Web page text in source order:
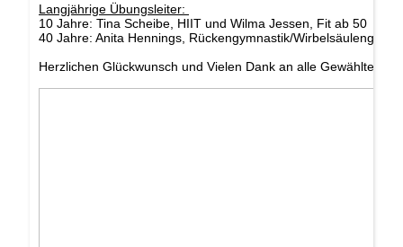
Langjährige Übungsleiter:
10 Jahre: Tina Scheibe, HIIT und Wilma Jessen, Fit ab 50
40 Jahre: Anita Hennings, Rückengymnastik/
Herzlichen Glückwunsch und Vielen Dank an alle Gewählte